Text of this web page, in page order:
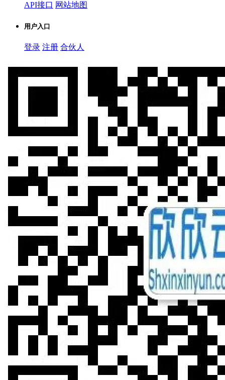
API接口 网站地图
用户入口
登录 注册 合伙人